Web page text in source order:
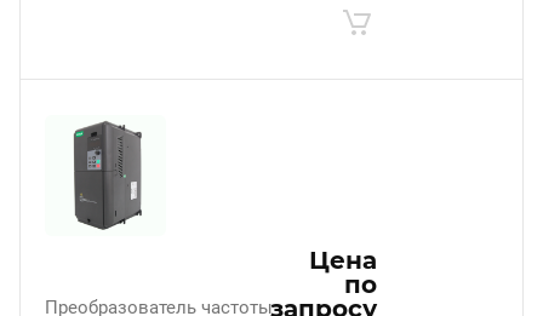
Преобразователь частоты
Цена
по
запросу